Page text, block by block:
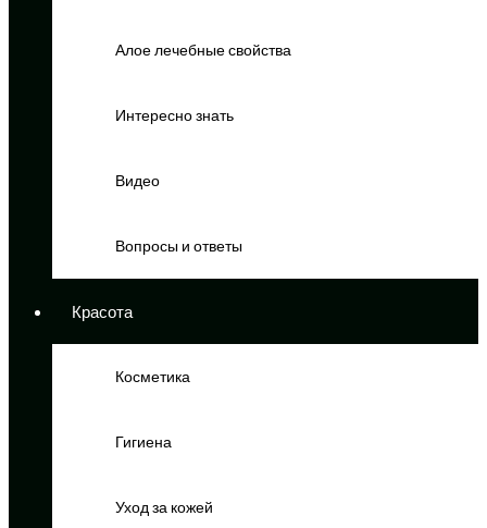
Алое лечебные свойства
Интересно знать
Видео
Вопросы и ответы
Красота
Косметика
Гигиена
Уход за кожей